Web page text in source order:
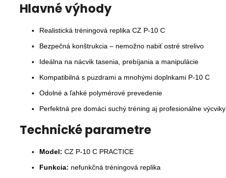
Hlavné výhody
Realistická tréningová replika CZ P-10 C
Bezpečná konštrukcia – nemožno nabiť ostré strelivo
Ideálna na nácvik tasenia, prebíjania a manipulácie
Kompatibilná s puzdrami a mnohými doplnkami P-10 C
Odolné a ľahké polymérové prevedenie
Perfektná pre domáci suchý tréning aj profesionálne výcviky
Technické parametre
Model: CZ P-10 C PRACTICE
Funkcia: nefunkčná tréningová replika